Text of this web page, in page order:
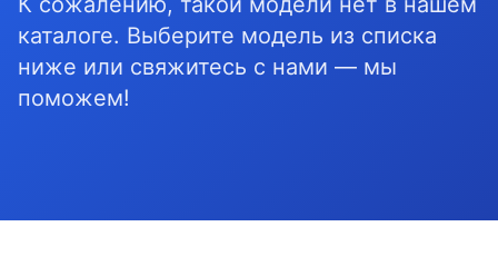
каталоге. Выберите модель из списка
ниже или свяжитесь с нами — мы
поможем!